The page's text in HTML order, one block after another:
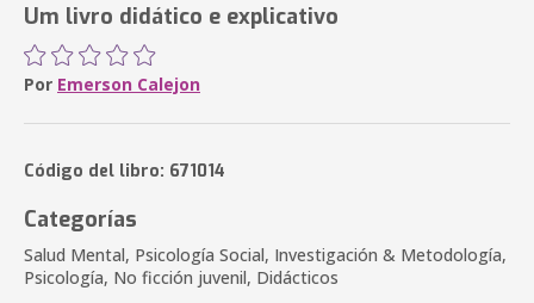
Um livro didático e explicativo
Por Emerson Calejon
Código del libro: 671014
Categorías
Salud Mental, Psicología Social, Investigación & Metodología,
Psicología, No ficción juvenil, Didácticos